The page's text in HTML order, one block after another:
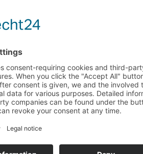
der Film von Regisseur